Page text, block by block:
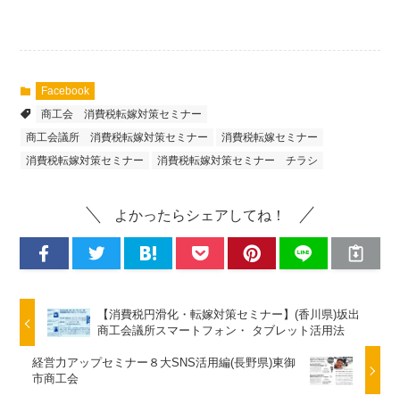
Facebook
商工会 消費税転嫁対策セミナー
商工会議所 消費税転嫁対策セミナー
消費税転嫁セミナー
消費税転嫁対策セミナー
消費税転嫁対策セミナー チラシ
よかったらシェアしてね！
【消費税円滑化・転嫁対策セミナー】(香川県)坂出
商工会議所スマートフォン・ タブレット活用法
経営力アップセミナー８大SNS活用編(長野県)東御
市商工会